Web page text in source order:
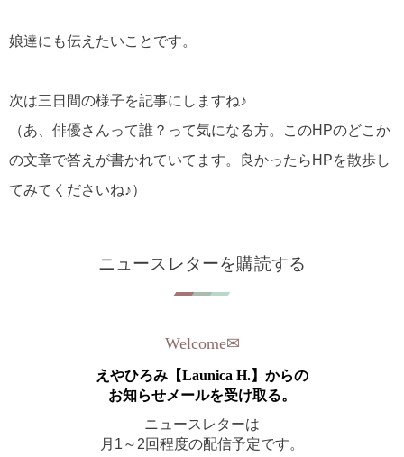
娘達にも伝えたいことです。
次は三日間の様子を記事にしますね♪
（あ、俳優さんって誰？って気になる方。このHPのどこか
の文章で答えが書かれていてます。良かったらHPを散歩し
てみてくださいね♪）
ニュースレターを購読する
Welcome✉︎
えやひろみ【Launica H.】からの
お知らせメールを受け取る。
ニュースレターは
月1～2回程度の配信予定です。